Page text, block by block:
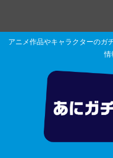
アニメ作品やキャラクターのガ
情